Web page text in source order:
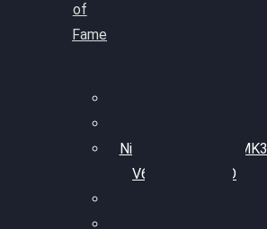
of
Fame
Nissan GT-R35 3.8 MK3
V6 TWINTURBO